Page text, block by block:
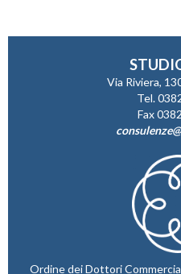
Via Riviera,
Tel.
Fax
Ordine dei Dottori